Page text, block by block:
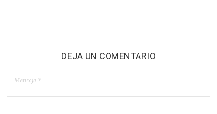
DEJA UN COMENTARIO